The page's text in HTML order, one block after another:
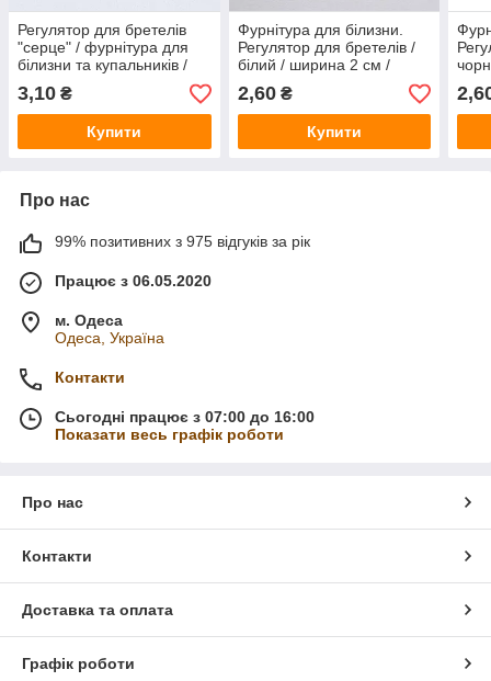
Регулятор для бретелів
"серце" / фурнітура для
білизни та купальників /
срібло / ширина 1 см /
замовлення від 1 штуки
3,10 ₴
Купити
Фурнітура для білизни.
Регулятор для бретелів /
білий / ширина 2 см /
замовлення від 1 штуки
2,60₴
Купити
Про нас
99% позитивних з 975 відгуків за рік
Працює з 06.05.2020
м. Одеса
Одеса, Україна
Контакти
Сьогодні працює з 07:00 до 16:00
Показати весь графік роботи
Про нас
Контакти
Доставка та оплата
Графік роботи